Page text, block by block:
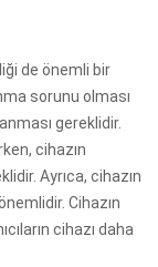
de önemli bir
sorunu olması
gereklidir.
cihazın
Ayrıca, cihazın
Cihazın
cihazı daha